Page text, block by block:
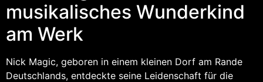
musikalisches Wunderkind
am Werk
Nick Magic, geboren in einem kleinen Dorf am Rande
Deutschlands, entdeckte seine Leidenschaft für die